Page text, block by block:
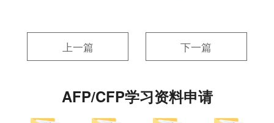
上一篇 下一篇
AFP/CFP学习资料申请